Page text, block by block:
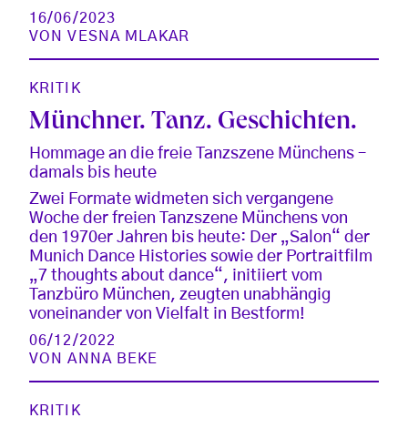
16/06/2023
VONVESNA MLAKAR
KRITIK
Münchner. Tanz. Geschichten.
Hommage an die freie Tanzszene Münchens –
damals bis heute
Zwei Formate widmeten sich vergangene
Woche der freien Tanzszene Münchens von
den 1970er Jahren bis heute: Der „Salon“ der
Munich Dance Histories sowie der Portraitfilm
„7 thoughts about dance“, initiiert vom
Tanzbüro München, zeugten unabhängig
voneinander von Vielfalt in Bestform!
06/12/2022
VONANNA BEKE
KRITIK